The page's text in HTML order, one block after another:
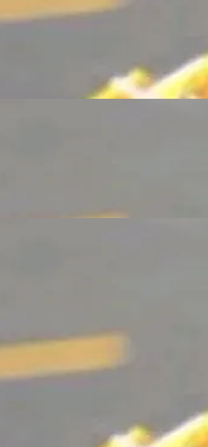
的每一次操作，...
传统科技巨头相比，Spa
为引人瞩目。然而，支
却呈现出截然不同的面
Meta 主要依托充沛的经
新模型。一句话概括：
dev.meta.ai/install.
大项目里自动规划、写
端工具。 据介绍，Muse
一组后台 agent。这些后
，用知识图谱校
机器拥有全局视野。整个
环节：建图 → 控制难度
接入Mooncake TENT。
输引擎接入Mooncake T
能提升30%、非零拷贝
UCL-MPComm底层基
引擎，后续腾讯网平将
服“面向企业研发场景的
应用”凭借卓越的技术
。 全链路私有化部署，
地 当前，越来越多企业已
工信部人工智能
部正式发布《2025年人工